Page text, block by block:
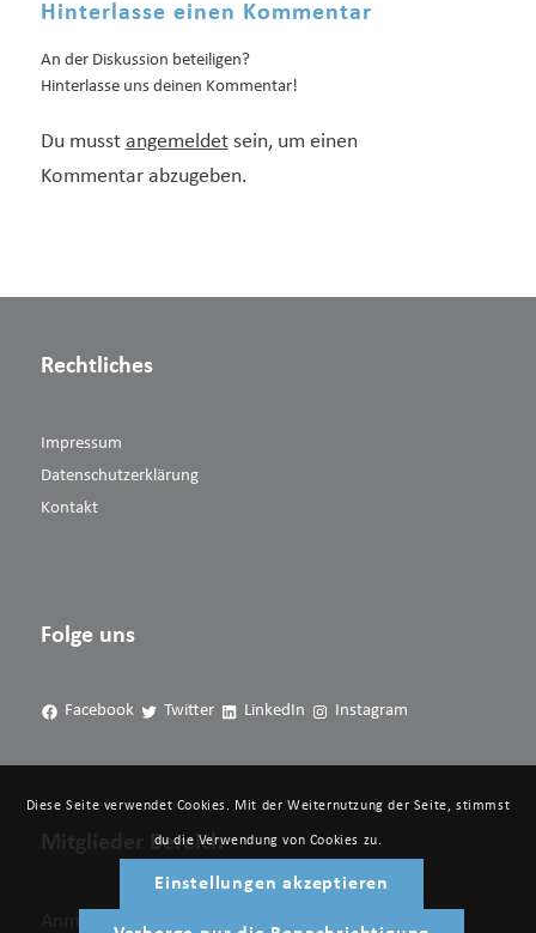
Hinterlasse einen Kommentar
An der Diskussion beteiligen?
Hinterlasse uns deinen Kommentar!
Du musst angemeldetsein, um einen
Kommentar abzugeben.
Rechtliches
Impressum
Datenschutzerklärung
Kontakt
Folge uns
Facebook Twitter LinkedIn Instagram
Mitglieder Bereich
Diese Seite verwendet Cookies. Mit der Weiternutzung der Seite, stimmst
du die Verwendung von Cookies zu.
Einstellungen akzeptieren